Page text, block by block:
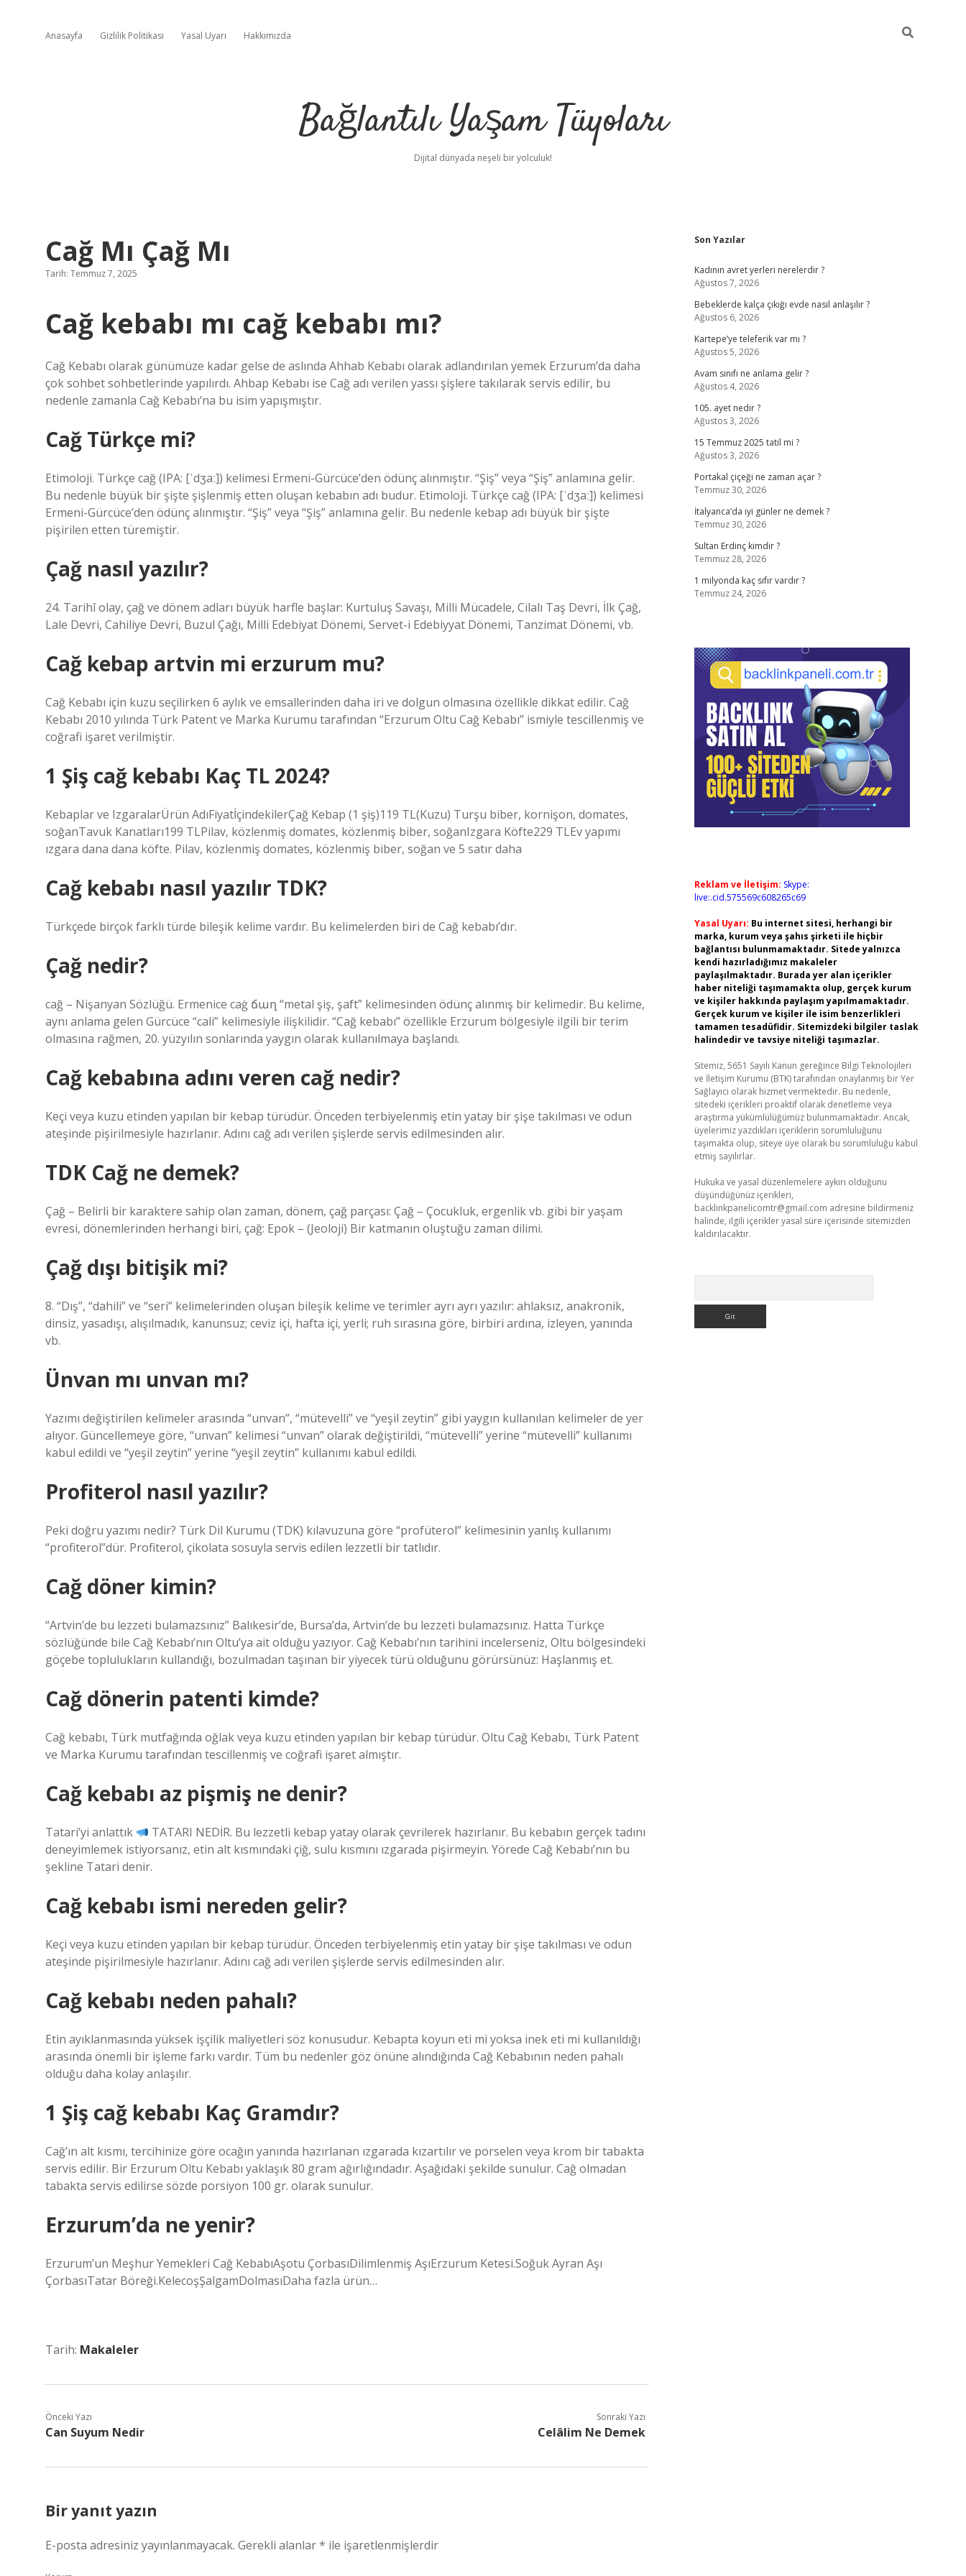
Anasayfa Gizlilik Politikası Yasal Uyarı Hakkımızda
Bağlantılı Yaşam Tüyoları
Dijital dünyada neşeli bir yolculuk!
Cağ Mı Çağ Mı
Tarih: Temmuz 7, 2025
Cağ kebabı mı cağ kebabı mı?
Cağ Kebabı olarak günümüze kadar gelse de aslında Ahhab Kebabı olarak adlandırılan yemek Erzurum’da daha
çok sohbet sohbetlerinde yapılırdı. Ahbap Kebabı ise Cağ adı verilen yassı şişlere takılarak servis edilir, bu
nedenle zamanla Cağ Kebabı’na bu isim yapışmıştır.
Cağ Türkçe mi?
Etimoloji. Türkçe cağ (IPA: [ˈdʒaː]) kelimesi Ermeni-Gürcüce’den ödünç alınmıştır. “Şiş” veya “Şiş” anlamına gelir.
Bu nedenle büyük bir şişte şişlenmiş etten oluşan kebabın adı budur. Etimoloji. Türkçe cağ (IPA: [ˈdʒaː]) kelimesi
Ermeni-Gürcüce’den ödünç alınmıştır. “Şiş” veya “Şiş” anlamına gelir. Bu nedenle kebap adı büyük bir şişte
pişirilen etten türemiştir.
Çağ nasıl yazılır?
24. Tarihî olay, çağ ve dönem adları büyük harfle başlar: Kurtuluş Savaşı, Milli Mücadele, Cilalı Taş Devri, İlk Çağ,
Lale Devri, Cahiliye Devri, Buzul Çağı, Milli Edebiyat Dönemi, Servet-i Edebiyyat Dönemi, Tanzimat Dönemi, vb.
Cağ kebap artvin mi erzurum mu?
Cağ Kebabı için kuzu seçilirken 6 aylık ve emsallerinden daha iri ve dolgun olmasına özellikle dikkat edilir. Cağ
Kebabı 2010 yılında Türk Patent ve Marka Kurumu tarafından “Erzurum Oltu Cağ Kebabı” ismiyle tescillenmiş ve
coğrafi işaret verilmiştir.
1 Şiş cağ kebabı Kaç TL 2024?
Kebaplar ve IzgaralarÜrün AdıFiyatİçindekilerÇağ Kebap (1 şiş)119 TL(Kuzu) Turşu biber, kornişon, domates,
soğanTavuk Kanatları199 TLPilav, közlenmiş domates, közlenmiş biber, soğanIzgara Köfte229 TLEv yapımı
ızgara dana dana köfte. Pilav, közlenmiş domates, közlenmiş biber, soğan ve 5 satır daha
Cağ kebabı nasıl yazılır TDK?
Türkçede birçok farklı türde bileşik kelime vardır. Bu kelimelerden biri de Cağ kebabı’dır.
Çağ nedir?
cağ – Nişanyan Sözlüğü. Ermenice caġ ճաղ “metal şiş, şaft” kelimesinden ödünç alınmış bir kelimedir. Bu kelime,
aynı anlama gelen Gürcüce “cali” kelimesiyle ilişkilidir. “Cağ kebabı” özellikle Erzurum bölgesiyle ilgili bir terim
olmasına rağmen, 20. yüzyılın sonlarında yaygın olarak kullanılmaya başlandı.
Cağ kebabına adını veren cağ nedir?
Keçi veya kuzu etinden yapılan bir kebap türüdür. Önceden terbiyelenmiş etin yatay bir şişe takılması ve odun
ateşinde pişirilmesiyle hazırlanır. Adını cağ adı verilen şişlerde servis edilmesinden alır.
TDK Cağ ne demek?
Çağ – Belirli bir karaktere sahip olan zaman, dönem, çağ parçası: Çağ – Çocukluk, ergenlik vb. gibi bir yaşam
evresi, dönemlerinden herhangi biri, çağ: Epok – (Jeoloji) Bir katmanın oluştuğu zaman dilimi.
Çağ dışı bitişik mi?
8. “Dış”, “dahili” ve “seri” kelimelerinden oluşan bileşik kelime ve terimler ayrı ayrı yazılır: ahlaksız, anakronik,
dinsiz, yasadışı, alışılmadık, kanunsuz; ceviz içi, hafta içi, yerli; ruh sırasına göre, birbiri ardına, izleyen, yanında
vb.
Ünvan mı unvan mı?
Yazımı değiştirilen kelimeler arasında “unvan”, “mütevelli” ve “yeşil zeytin” gibi yaygın kullanılan kelimeler de yer
alıyor. Güncellemeye göre, “unvan” kelimesi “unvan” olarak değiştirildi, “mütevelli” yerine “mütevelli” kullanımı
kabul edildi ve “yeşil zeytin” yerine “yeşil zeytin” kullanımı kabul edildi.
Profiterol nasıl yazılır?
Peki doğru yazımı nedir? Türk Dil Kurumu (TDK) kılavuzuna göre “profüterol” kelimesinin yanlış kullanımı
“profiterol”dür. Profiterol, çikolata sosuyla servis edilen lezzetli bir tatlıdır.
Cağ döner kimin?
“Artvin’de bu lezzeti bulamazsınız” Balıkesir’de, Bursa’da, Artvin’de bu lezzeti bulamazsınız. Hatta Türkçe
sözlüğünde bile Cağ Kebabı’nın Oltu’ya ait olduğu yazıyor. Cağ Kebabı’nın tarihini incelerseniz, Oltu bölgesindeki
göçebe toplulukların kullandığı, bozulmadan taşınan bir yiyecek türü olduğunu görürsünüz: Haşlanmış et.
Cağ dönerin patenti kimde?
Cağ kebabı, Türk mutfağında oğlak veya kuzu etinden yapılan bir kebap türüdür. Oltu Cağ Kebabı, Türk Patent
ve Marka Kurumu tarafından tescillenmiş ve coğrafi işaret almıştır.
Cağ kebabı az pişmiş ne denir?
Tatari’yi anlattık
TATARI NEDİR. Bu lezzetli kebap yatay olarak çevrilerek hazırlanır. Bu kebabın gerçek tadını
deneyimlemek istiyorsanız, etin alt kısmındaki çiğ, sulu kısmını ızgarada pişirmeyin. Yörede Cağ Kebabı’nın bu
şekline Tatari denir.
Cağ kebabı ismi nereden gelir?
Keçi veya kuzu etinden yapılan bir kebap türüdür. Önceden terbiyelenmiş etin yatay bir şişe takılması ve odun
ateşinde pişirilmesiyle hazırlanır. Adını cağ adı verilen şişlerde servis edilmesinden alır.
Cağ kebabı neden pahalı?
Etin ayıklanmasında yüksek işçilik maliyetleri söz konusudur. Kebapta koyun eti mi yoksa inek eti mi kullanıldığı
arasında önemli bir işleme farkı vardır. Tüm bu nedenler göz önüne alındığında Cağ Kebabının neden pahalı
olduğu daha kolay anlaşılır.
1 Şiş cağ kebabı Kaç Gramdır?
Cağ’ın alt kısmı, tercihinize göre ocağın yanında hazırlanan ızgarada kızartılır ve porselen veya krom bir tabakta
servis edilir. Bir Erzurum Oltu Kebabı yaklaşık 80 gram ağırlığındadır. Aşağıdaki şekilde sunulur. Cağ olmadan
tabakta servis edilirse sözde porsiyon 100 gr. olarak sunulur.
Erzurum’da ne yenir?
Erzurum’un Meşhur Yemekleri Cağ KebabıAşotu ÇorbasıDilimlenmiş AşıErzurum Ketesi.Soğuk Ayran Aşı
ÇorbasıTatar Böreği.KelecoşŞalgamDolmasıDaha fazla ürün…
Tarih: Makaleler
Önceki Yazı
Can Suyum Nedir
Sonraki Yazı
Celâlim Ne Demek
Bir yanıt yazın
E-posta adresiniz yayınlanmayacak. Gerekli alanlar* ile işaretlenmişlerdir
Sidebar
Son Yazılar
Kadının avret yerleri nerelerdir ?
Ağustos 7, 2026
Bebeklerde kalça çıkığı evde nasıl anlaşılır ?
Ağustos 6, 2026
Kartepe’ye teleferik var mı ?
Ağustos 5, 2026
Avam sınıfı ne anlama gelir ?
Ağustos 4, 2026
105. ayet nedir ?
Ağustos 3, 2026
15 Temmuz 2025 tatil mi ?
Ağustos 3, 2026
Portakal çiçeği ne zaman açar ?
Temmuz 30, 2026
İtalyanca’da iyi günler ne demek ?
Temmuz 30, 2026
Sultan Erdinç kimdir ?
Temmuz 28, 2026
1 milyonda kaç sıfır vardır ?
Temmuz 24, 2026
Reklam ve İletişim: Skype:
live:.cid.575569c608265c69
Yasal Uyarı: Bu internet sitesi, herhangi bir
marka, kurum veya şahıs şirketi ile hiçbir
bağlantısı bulunmamaktadır. Sitede yalnızca
kendi hazırladığımız makaleler
paylaşılmaktadır. Burada yer alan içerikler
haber niteliği taşımamakta olup, gerçek kurum
ve kişiler hakkında paylaşım yapılmamaktadır.
Gerçek kurum ve kişiler ile isim benzerlikleri
tamamen tesadüfidir. Sitemizdeki bilgiler taslak
halindedir ve tavsiye niteliği taşımazlar.
Sitemiz, 5651 Sayılı Kanun gereğince Bilgi Teknolojileri
ve İletişim Kurumu (BTK) tarafından onaylanmış bir Yer
Sağlayıcı olarak hizmet vermektedir. Bu nedenle,
sitedeki içerikleri proaktif olarak denetleme veya
araştırma yükümlülüğümüz bulunmamaktadır. Ancak,
üyelerimiz yazdıkları içeriklerin sorumluluğunu
taşımakta olup, siteye üye olarak bu sorumluluğu kabul
etmiş sayılırlar.
Hukuka ve yasal düzenlemelere aykırı olduğunu
düşündüğünüz içerikleri,
backlinkpanelicomtr@gmail.com adresine bildirmeniz
halinde, ilgili içerikler yasal süre içerisinde sitemizden
kaldırılacaktır.